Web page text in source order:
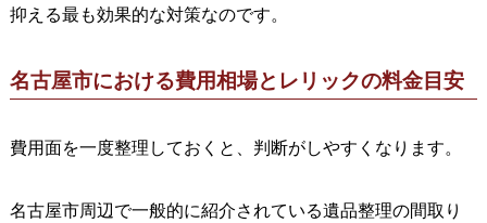
抑える最も効果的な対策なのです。
名古屋市における費用相場とレリックの料金目安
費用面を一度整理しておくと、判断がしやすくなります。
名古屋市周辺で一般的に紹介されている遺品整理の間取り